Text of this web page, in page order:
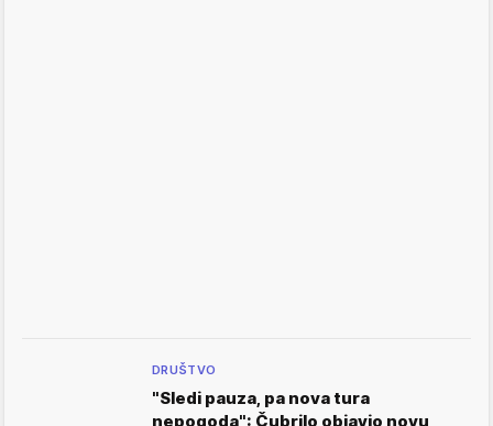
DRUŠTVO
"Sledi pauza, pa nova tura
nepogoda": Čubrilo objavio novu